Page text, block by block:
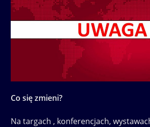
Co się zmieni?
Na targach , konferencjach,